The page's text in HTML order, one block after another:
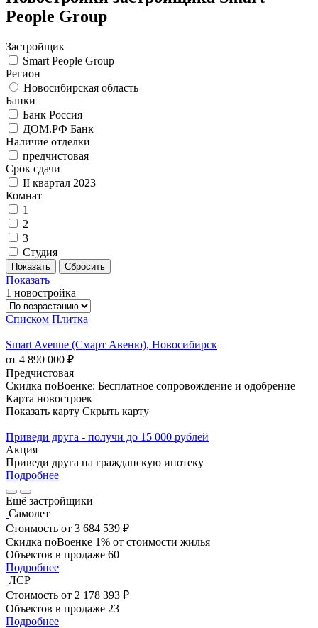
People Group
Застройщик
Smart People Group
Регион
Новосибирская область
Банки
Банк Россия
ДОМ.РФ Банк
Наличие отделки
предчистовая
Срок сдачи
II квартал 2023
Комнат
1
2
3
Студия
Показать
1 новостройка
Списком Плитка
Smart Avenue (Смарт Авеню), Новосибирск
от 4 890 000 ₽
Предчистовая
Скидка поВоенке: Бесплатное сопровождение и одобрение
Карта новостроек
Показать карту Скрыть карту
Приведи друга - получи до 15 000 рублей
Акция
Приведи друга на гражданскую ипотеку
Подробнее
Ещё застройщики
Самолет
Стоимость от 3 684 539 ₽
Скидка поВоенке 1% от стоимости жилья
Объектов в продаже 60
Подробнее
ЛСР
Стоимость от 2 178 393 ₽
Объектов в продаже 23
Подробнее